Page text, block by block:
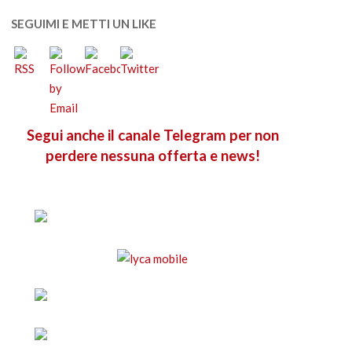
SEGUIMI E METTI UN LIKE
Segui anche il canale Telegram per non
perdere nessuna offerta e news!